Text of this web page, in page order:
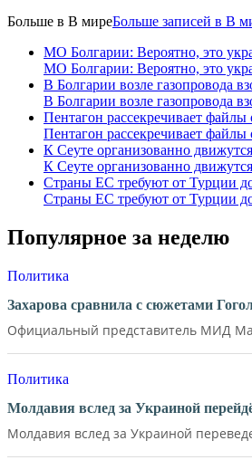
Больше в В миреБольше записей в В
МО Болгарии: Вероятно, это
МО Болгарии: Вероятно, это
В Болгарии возле газопровода
В Болгарии возле газопровода
Пентагон рассекречивает
Пентагон рассекречивает
К Сеуте организованно
К Сеуте организованно
Страны ЕС требуют от Турции
Страны ЕС требуют от Турции
Популярное за неделю
Политика
Захарова сравнила с сюжетами
Официальный представитель МИД
Политика
Молдавия вслед за Украиной
Молдавия вслед за Украиной